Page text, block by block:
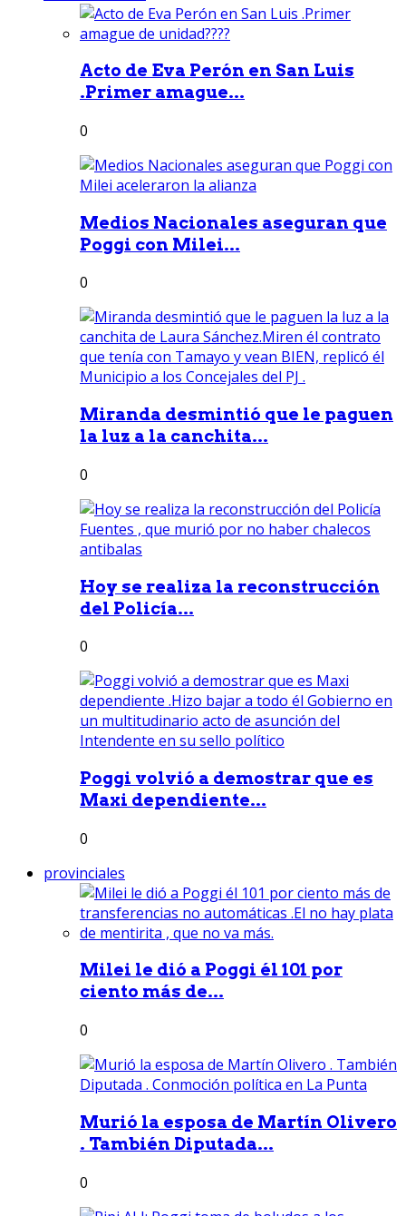
Acto de Eva Perón en San Luis
.Primer amague...
0
Medios Nacionales aseguran que
Poggi con Milei...
0
Miranda desmintió que le paguen
la luz a la canchita...
0
Hoy se realiza la reconstrucción
del Policía...
0
Poggi volvió a demostrar que es
Maxi dependiente...
0
provinciales
Milei le dió a Poggi él 101 por
ciento más de...
0
Murió la esposa de Martín Olivero
. También Diputada...
0